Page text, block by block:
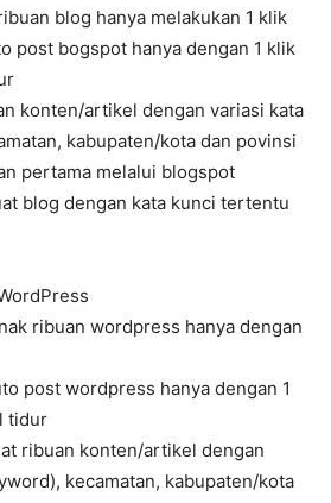
blog hanya melakukan 1 klik
post bogspot hanya dengan 1 klik
konten/artikel dengan variasi kata
kabupaten/kota dan povinsi
pertama melalui blogspot
blog dengan kata kunci tertentu
ribuan wordpress hanya dengan
post wordpress hanya dengan 1
tidur
ribuan konten/artikel dengan
kecamatan, kabupaten/kota